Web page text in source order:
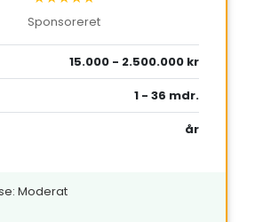
Sponsoreret
15.000 - 2.500.000 kr
1 - 36 mdr.
år
Moderat